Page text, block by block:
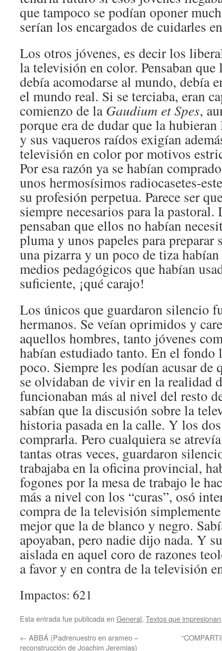
que tampoco se podían oponer
serían los encargados de cuidarles
Los otros jóvenes, es decir los
la televisión en color. Pensaban
debía acomodarse al mundo, debía
el mundo real. Si se terciaba, eran
comienzo de la Gaudium et Spes,
porque era de dudar que la
y sus vaqueros raídos exigían
televisión en color por motivos
Por esa razón ya se habían
unos hermosísimos radiocasetes-
su profesión perpetua. Parece ser
siempre necesarios para la pastoral.
pensaban que ellos no habían
pluma y unos papeles para preparar
una pizarra y un poco de tiza
medios pedagógicos que habían
suficiente, ¡qué carajo!
Los únicos que guardaron silencio
hermanos. Se veían oprimidos y
aquellos hombres, tanto jóvenes
habían estudiado tanto. En el fondo
poco. Siempre les podían acusar de
se olvidaban de vivir en la realidad
funcionaban más al nivel del resto
sabían que la discusión sobre la
historia pasada en la calle. Y los
comprarla. Pero cualquiera se
tantas otras veces, guardaron
trabajaba en la oficina provincial,
fogones por la mesa de trabajo le
más a nivel con los “curas”, osó
compra de la televisión
mejor que la de blanco y negro.
apoyaban, pero nadie dijo nada. Y
aislada en aquel coro de razones
a favor y en contra de la televisión
Impactos: 621
Esta entrada fue publicada en General, Textos que impresionan
← ABBÁ (Padrenuestro en arameo –
reconstrucción de Joachim Jeremias)